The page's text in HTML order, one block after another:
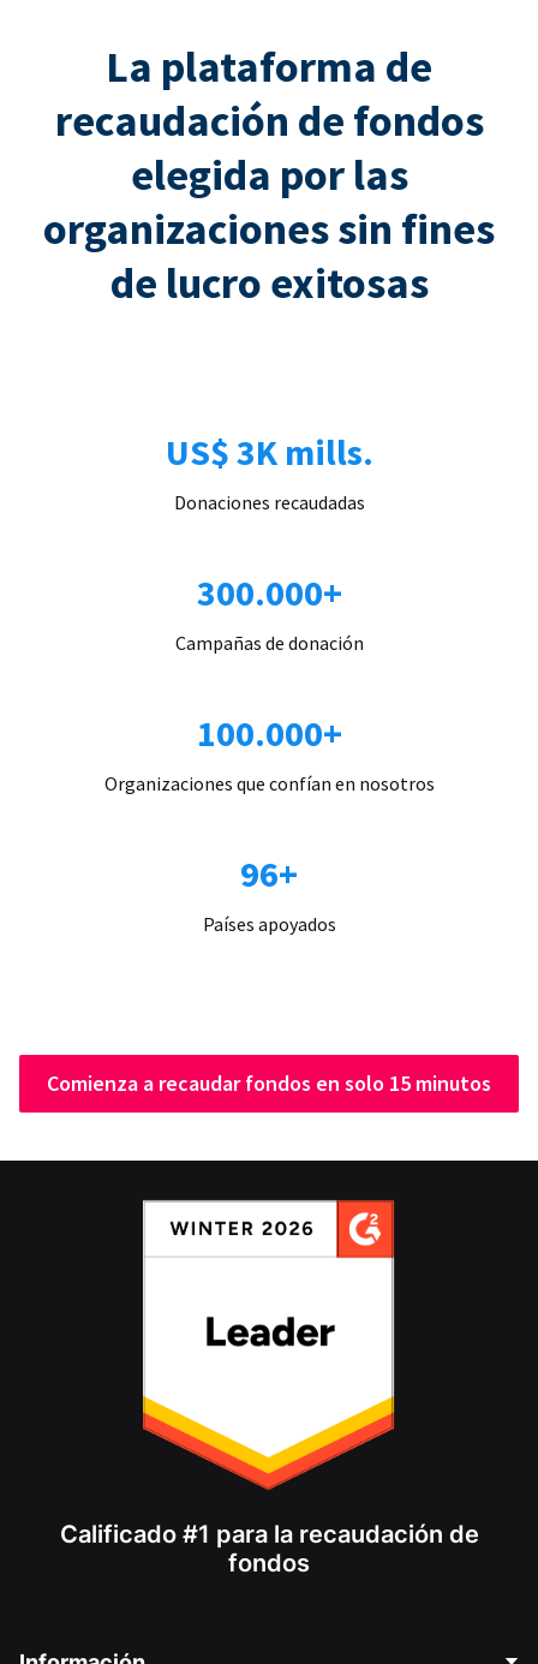
La plataforma de
recaudación de fondos
elegida por las
organizaciones sin fines
de lucro exitosas
US$ 3K mills.
Donaciones recaudadas
300.000+
Campañas de donación
100.000+
Organizaciones que confían en nosotros
96+
Países apoyados
Comienza a recaudar fondos en solo 15 minutos
Calificado #1 para la recaudación de
fondos